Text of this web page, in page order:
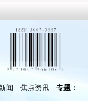
闻 焦点资讯 专题：